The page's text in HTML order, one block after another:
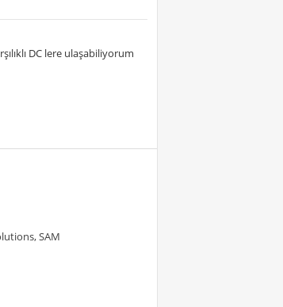
DC lere ulaşabiliyorum
SAM